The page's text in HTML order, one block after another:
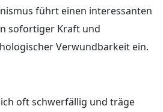
führt einen interessanten
sofortiger Kraft und
Verwundbarkeit ein.
oft schwerfällig und träge